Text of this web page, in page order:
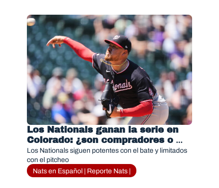
Los Nationals ganan la serie en
Colorado: ¿son compradores o
vendedores?
Los Nationals siguen potentes con el bate y limitados
con el pitcheo
Nats en Español | Reporte Nats |